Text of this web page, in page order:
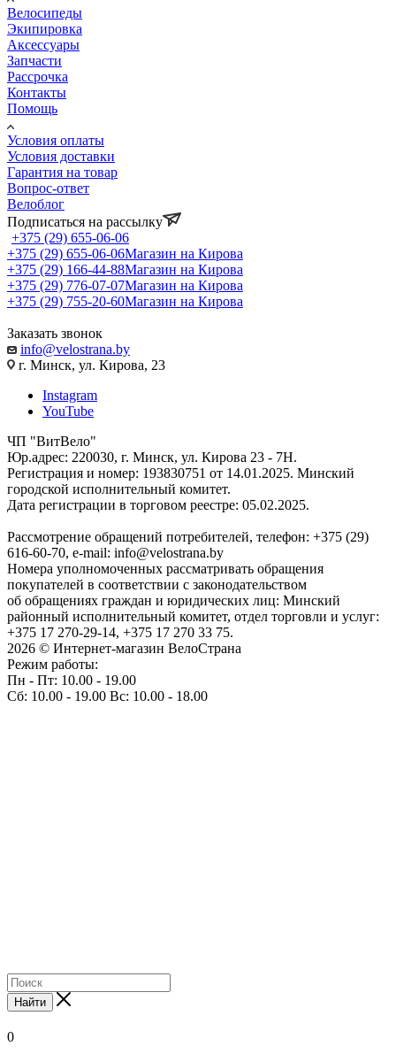
Велосипеды
Экипировка
Аксессуары
Запчасти
Рассрочка
Контакты
Помощь
Условия оплаты
Условия доставки
Гарантия на товар
Вопрос-ответ
Велоблог
Подписаться на рассылку
+375 (29) 655-06-06
+375 (29) 655-06-06Магазин на Кирова
+375 (29) 166-44-88Магазин на Кирова
+375 (29) 776-07-07Магазин на Кирова
+375 (29) 755-20-60Магазин на Кирова
Заказать звонок
info@velostrana.by
г. Минск, ул. Кирова, 23
Instagram
YouTube
ЧП "ВитВело"
Юр.адрес: 220030, г. Минск, ул. Кирова 23 - 7Н.
Регистрация и номер: 193830751 от 14.01.2025. Минский
городской исполнительный комитет.
Дата регистрации в торговом реестре: 05.02.2025.
Рассмотрение обращений потребителей, телефон: +375 (29)
616-60-70, e-mail: info@velostrana.by
Номера уполномоченных рассматривать обращения
покупателей в соответствии с законодательством
об обращениях граждан и юридических лиц: Минский
районный исполнительный комитет, отдел торговли и услуг:
+375 17 270-29-14, +375 17 270 33 75.
2026 © Интернет-магазин ВелоСтрана
Режим работы:
Пн - Пт: 10.00 - 19.00
Сб: 10.00 - 19.00 Вс: 10.00 - 18.00
Найти
0